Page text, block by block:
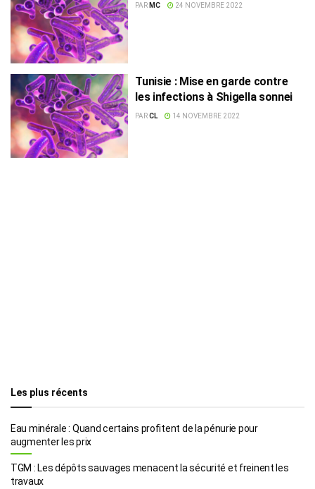
PAR MC 24 NOVEMBRE 2022
Tunisie : Mise en garde contre
les infections à Shigella sonnei
PARCL 14 NOVEMBRE 2022
Les plus récents
Eau minérale : Quand certains profitent de la pénurie pour
augmenter les prix
TGM : Les dépôts sauvages menacent la sécurité et freinent les
travaux